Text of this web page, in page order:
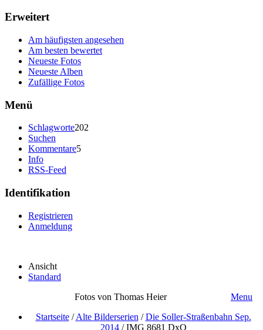
Erweitert
Am häufigsten angesehen
Am besten bewertet
Neueste Fotos
Neueste Alben
Zufällige Fotos
Menü
Schlagworte202
Suchen
Kommentare5
Info
RSS-Feed
Identifikation
Registrieren
Anmeldung
Ansicht
Standard
Fotos von Thomas Heier
Menu
Startseite/Alte Bilderserien /Die Soller-Straßenbahn Sep.
2014/IMG 8681 DxO